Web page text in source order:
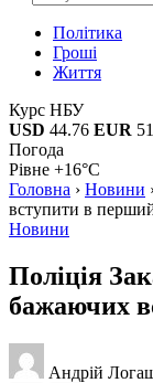
Політика
Гроші
Життя
Курс НБУ
USD 44.76 EUR
Погода
Рівне +16°C
Головна › Новини
вступити в
Новини
Поліція
бажаючих
Андрій